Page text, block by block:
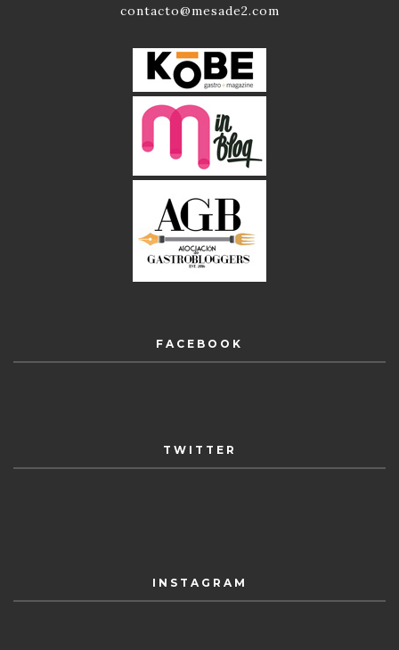
contacto@mesade2.com
FACEBOOK
TWITTER
INSTAGRAM